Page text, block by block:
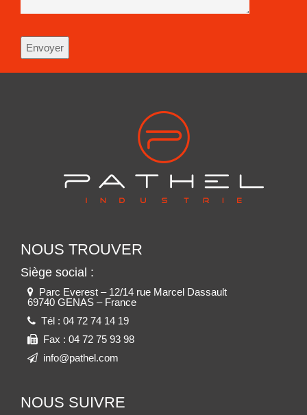
NOUS TROUVER
Siège social :
Parc Everest – 12/14 rue Marcel Dassault
69740 GENAS – France
Tél : 04 72 74 14 19
Fax : 04 72 75 93 98
info@pathel.com
NOUS SUIVRE